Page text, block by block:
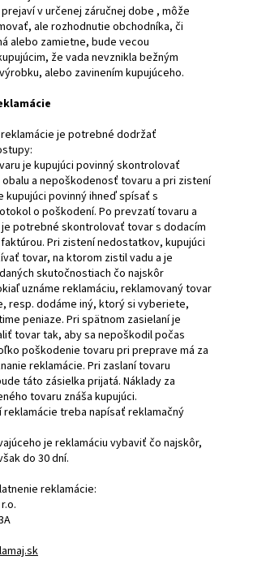
v určenej záručnej dobe , môže
ale rozhodnutie obchodníka, či
alebo zamietne, bude vecou
že vada nevznikla bežným
alebo zavinením kupujúceho.
je potrebné dodržať
je kupujúci povinný skontrolovať
a nepoškodenosť tovaru a pri zistení
kupujúci povinný ihneď spísať s
o poškodení. Po prevzatí tovaru a
potrebné skontrolovať tovar s dodacím
Pri zistení nedostatkov, kupujúci
tovar, na ktorom zistil vadu a je
skutočnostiach čo najskôr
uznáme reklamáciu, reklamovaný tovar
resp. dodáme iný, ktorý si vyberiete,
peniaze. Pri spätnom zasielaní je
tovar tak, aby sa nepoškodil počas
poškodenie tovaru pri preprave má za
reklamácie. Pri zaslaní tovaru
táto zásielka prijatá. Náklady za
tovaru znáša kupujúci.
reklamácie treba napísať reklamačný
je reklamáciu vybaviť čo najskôr,
do 30 dní.
reklamácie: